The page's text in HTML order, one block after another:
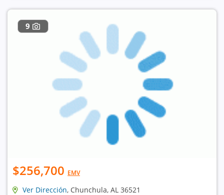
9
$256,700 EMV
Ver Dirección, Chunchula, AL 36521